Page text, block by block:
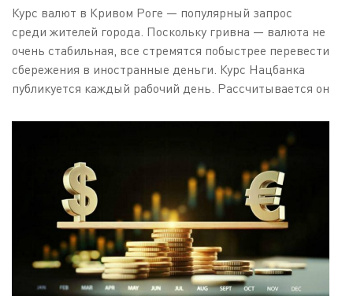
Курс валют в Кривом Роге — популярный запрос
среди жителей города. Поскольку гривна — валюта не
очень стабильная, все стремятся побыстрее перевести
сбережения в иностранные деньги. Курс Нацбанка
публикуется каждый рабочий день. Рассчитывается он